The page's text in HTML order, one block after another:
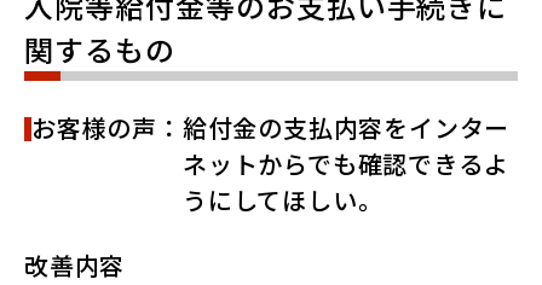
関するもの
お客様の声：給付金の支払内容をインター
ネットからでも確認できるよ
うにしてほしい。
改善内容